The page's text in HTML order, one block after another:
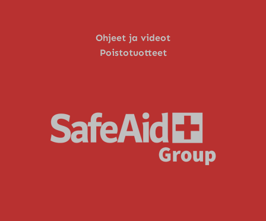
Ohjeet ja videot
Poistotuotteet